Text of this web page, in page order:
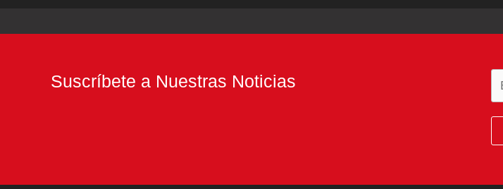
Suscríbete a Nuestras Noticias